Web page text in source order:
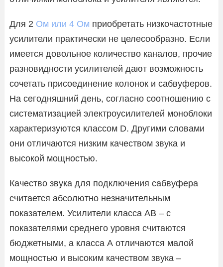
Для 2 Ом или 4 Ом приобретать низкочастотные
усилители практически не целесообразно. Если
имеется довольное количество каналов, прочие
разновидности усилителей дают возможность
сочетать присоединение колонок и сабвуферов.
На сегодняшний день, согласно соотношению с
систематизацией электроусилителей моноблоки
характеризуются классом D. Другими словами
они отличаются низким качеством звука и
высокой мощностью.
Качество звука для подключения сабвуфера
считается абсолютно незначительным
показателем. Усилители класса АВ – с
показателями среднего уровня считаются
бюджетными, а класса А отличаются малой
мощностью и высоким качеством звука –